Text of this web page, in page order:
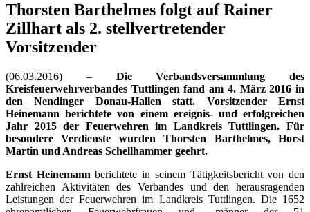
Thorsten Barthelmes folgt auf Rainer
Zillhart als 2. stellvertretender
Vorsitzender
(06.03.2016) –Die Verbandsversammlung des
Kreisfeuerwehrverbandes Tuttlingen fand am 4. März 2016 in
den Nendinger Donau-Hallen statt. Vorsitzender Ernst
Heinemann berichtete von einem ereignis- und erfolgreichen
Jahr 2015 der Feuerwehren im Landkreis Tuttlingen. Für
besondere Verdienste wurden Thorsten Barthelmes, Horst
Martin und Andreas Schellhammer geehrt.
Ernst Heinemann berichtete in seinem Tätigkeitsbericht von den
zahlreichen Aktivitäten des Verbandes und den herausragenden
Leistungen der Feuerwehren im Landkreis Tuttlingen. Die 1652